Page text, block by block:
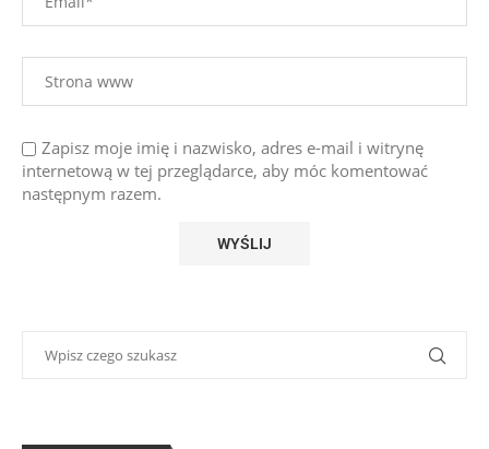
Zapisz moje imię i nazwisko, adres e-mail i witrynę
internetową w tej przeglądarce, aby móc komentować
następnym razem.